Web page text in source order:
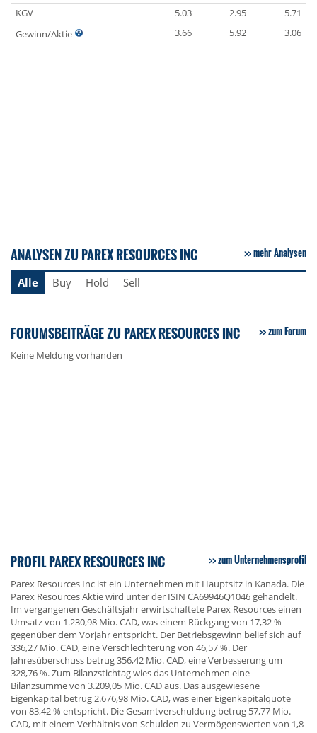
KGV
5.03 2.95
5.71
Gewinn/Aktie
3.66 5.92 3.06
ANALYSEN ZU PAREX RESOURCES INC mehr Analysen
Alle Buy Hold Sell
FORUMSBEITRÄGE ZU PAREX RESOURCES INC zum Forum
Keine Meldung vorhanden
PROFIL PAREX RESOURCES INC zum Unternehmensprofil
Parex Resources Inc ist ein Unternehmen mit Hauptsitz in Kanada. Die
Parex Resources Aktie wird unter der ISIN CA69946Q1046 gehandelt.
Im vergangenen Geschäftsjahr erwirtschaftete Parex Resources einen
Umsatz von 1.230,98 Mio. CAD, was einem Rückgang von 17,32 %
gegenüber dem Vorjahr entspricht. Der Betriebsgewinn belief sich auf
336,27 Mio. CAD, eine Verschlechterung von 46,57 %. Der
Jahresüberschuss betrug 356,42 Mio. CAD, eine Verbesserung um
328,76 %. Zum Bilanzstichtag wies das Unternehmen eine
Bilanzsumme von 3.209,05 Mio. CAD aus. Das ausgewiesene
Eigenkapital betrug 2.676,98 Mio. CAD, was einer Eigenkapitalquote
von 83,42 % entspricht. Die Gesamtverschuldung betrug 57,77 Mio.
CAD, mit einem Verhältnis von Schulden zu Vermögenswerten von 1,8